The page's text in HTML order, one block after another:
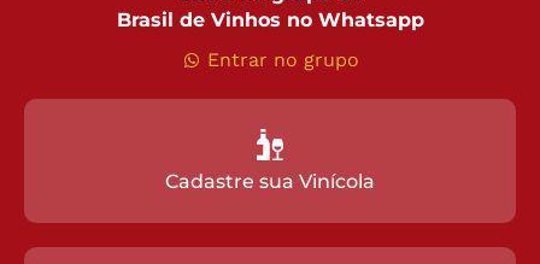
Brasil de Vinhos no Whatsapp
Entrar no grupo
Cadastre sua Vinícola